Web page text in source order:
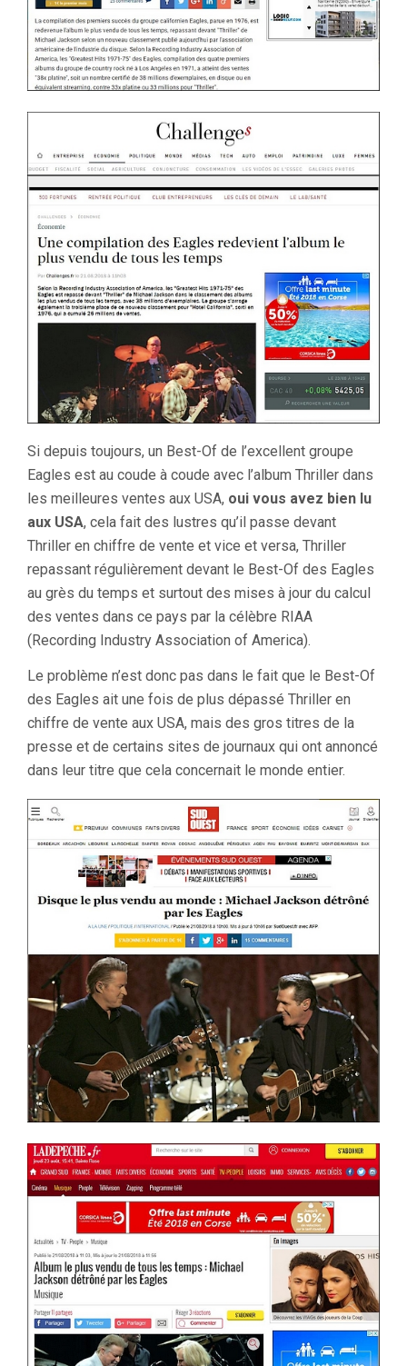
Si depuis toujours, un Best-Of de l’excellent groupe
Eagles est au coude à coude avec l’album Thriller dans
les meilleures ventes aux USA, oui vous avez bien lu
aux USA, cela fait des lustres qu’il passe devant
Thriller en chiffre de vente et vice et versa, Thriller
repassant régulièrement devant le Best-Of des Eagles
au grès du temps et surtout des mises à jour du calcul
des ventes dans ce pays par la célèbre RIAA
(Recording Industry Association of America).
Le problème n’est donc pas dans le fait que le Best-Of
des Eagles ait une fois de plus dépassé Thriller en
chiffre de vente aux USA, mais des gros titres de la
presse et de certains sites de journaux qui ont annoncé
dans leur titre que cela concernait le monde entier.